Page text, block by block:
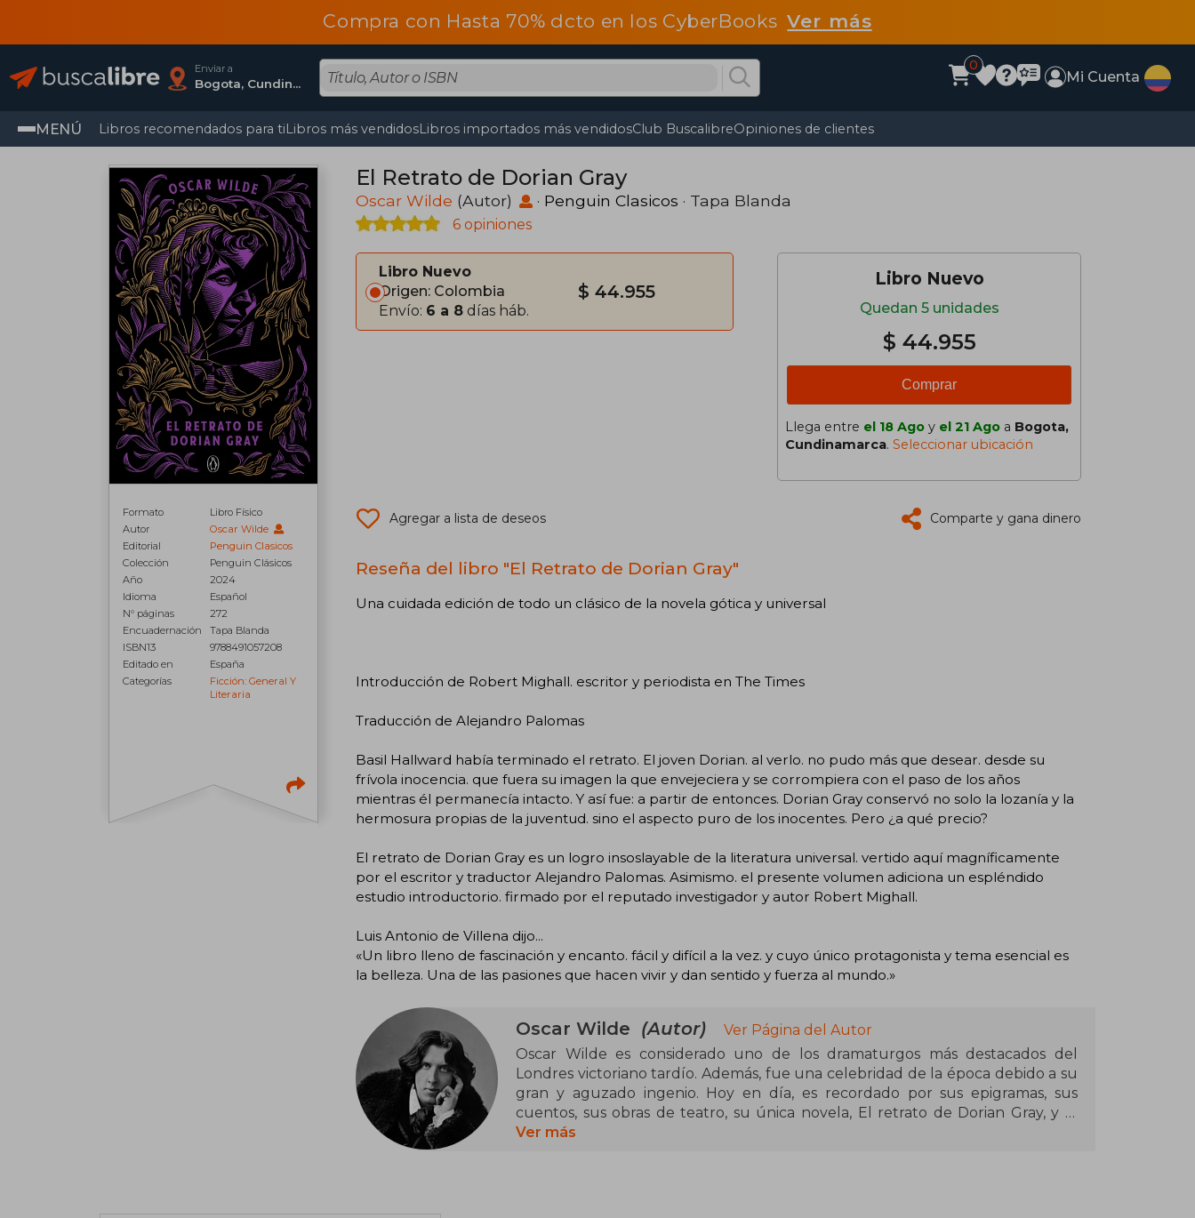
Compra con Hasta 70% dcto en los CyberBooksVer más
Enviar a
Bogota, Cundinamarca
0
Mi Cuenta
MENÚ Libros recomendados para tiLibros más vendidosLibros importados más vendidosClub BuscalibreOpiniones de clientes
Formato
Libro Físico
Autor
Oscar Wilde
Editorial
Penguin Clasicos
Colección
Penguin Clásicos
Año
2024
Idioma
Español
N° páginas
272
Encuadernación
Tapa Blanda
ISBN13
9788491057208
Editado en
España
Categorías
Ficción: General Y
Literaria
El Retrato de Dorian Gray
Oscar Wilde (Autor) · Penguin Clasicos · Tapa Blanda
6 opiniones
Libro Nuevo
Origen: Colombia
Envío: 6 a 8 días háb.
$ 44.955
Libro Nuevo
Quedan 5 unidades
$ 44.955
Comprar
Llega entre el 18 Ago y el 21 Ago a Bogota,
Cundinamarca. Seleccionar ubicación
Agregar a lista de deseos Comparte y gana dinero
Reseña del libro "El Retrato de Dorian Gray"
Una cuidada edición de todo un clásico de la novela gótica y universal
Introducción de Robert Mighall. escritor y periodista en The Times
Traducción de Alejandro Palomas
Basil Hallward había terminado el retrato. El joven Dorian. al verlo. no pudo más que desear. desde su
frívola inocencia. que fuera su imagen la que envejeciera y se corrompiera con el paso de los años
mientras él permanecía intacto. Y así fue: a partir de entonces. Dorian Gray conservó no solo la lozanía y la
hermosura propias de la juventud. sino el aspecto puro de los inocentes. Pero ¿a qué precio?
El retrato de Dorian Gray es un logro insoslayable de la literatura universal. vertido aquí magníficamente
por el escritor y traductor Alejandro Palomas. Asimismo. el presente volumen adiciona un espléndido
estudio introductorio. firmado por el reputado investigador y autor Robert Mighall.
Luis Antonio de Villena dijo...
«Un libro lleno de fascinación y encanto. fácil y difícil a la vez. y cuyo único protagonista y tema esencial es
la belleza. Una de las pasiones que hacen vivir y dan sentido y fuerza al mundo.»
Oscar Wilde (Autor)
Ver Página del Autor
Oscar Wilde es considerado uno de los dramaturgos más destacados del
Londres victoriano tardío. Además, fue una celebridad de la época debido a su
gran y aguzado ingenio. Hoy en día, es recordado por sus epigramas, sus
cuentos, sus obras de teatro, su única novela, El retrato de Dorian Gray, y la
tragedia de su encarcelamiento, seguida de su muerte prematura.
Ver más